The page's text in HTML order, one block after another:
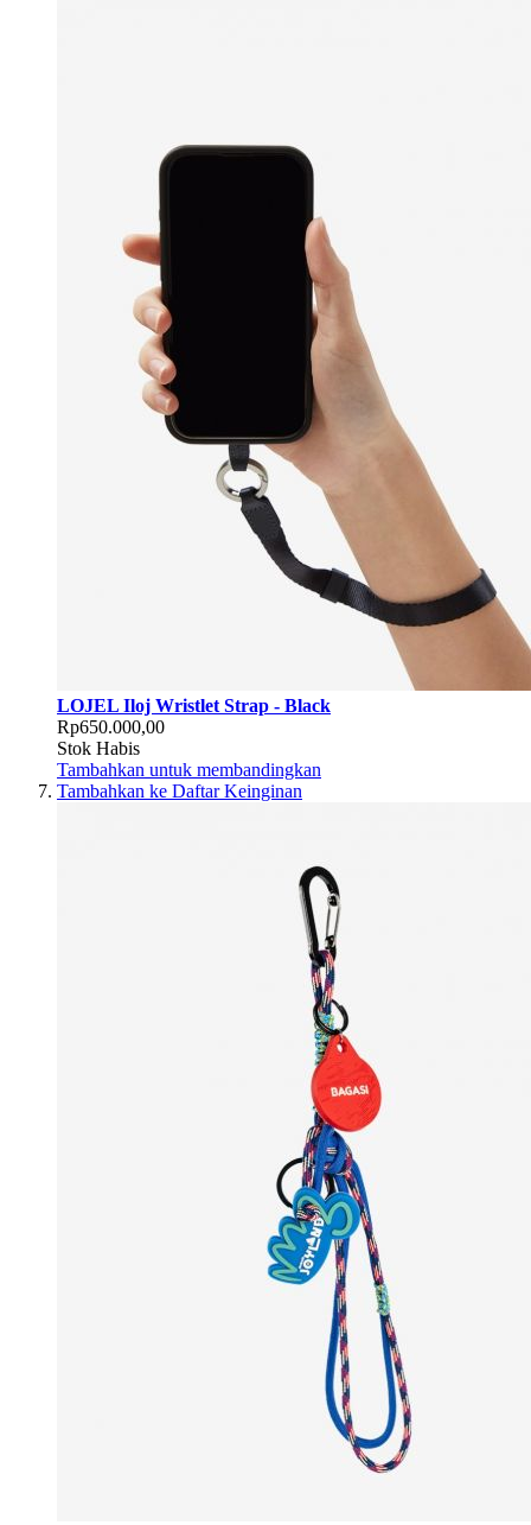
LOJEL Iloj Wristlet Strap - Black
Rp650.000,00
Stok Habis
Tambahkan untuk membandingkan
Tambahkan ke Daftar Keinginan